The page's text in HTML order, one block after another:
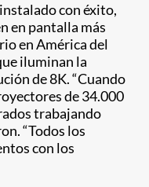
con éxito,
en pantalla más
en América del
iluminan la
de 8K. “Cuando
de 34.000
trabajando
“Todos los
con los